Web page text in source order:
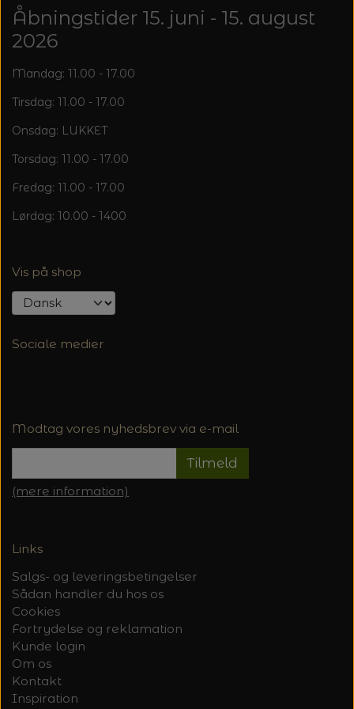
TRYKLÅSE
Åbningstider 15. juni - 15. august
2026
Mandag: 11.00 - 17.00
Tirsdag: 11.00 - 17.00
Onsdag: LUKKET
Torsdag: 11.00 - 17.00
Fredag: 11.00 - 17.00
Lørdag: 10.00 - 1400
Vis på shop
Sociale medier
Modtag vores nyhedsbrev via e-mail
Tilmeld
(mere information)
Links
Salgs- og leveringsbetingelser
Sådan handler du hos os
Cookies
Fortrydelse og reklamation
Kunde login
Om os
Kontakt
Inspiration